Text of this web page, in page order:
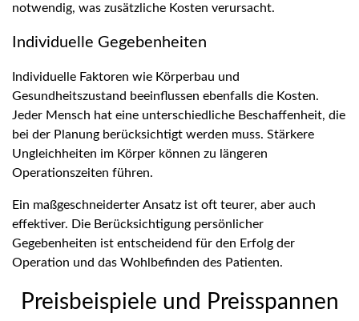
notwendig, was zusätzliche Kosten verursacht.
Individuelle Gegebenheiten
Individuelle Faktoren wie Körperbau und
Gesundheitszustand beeinflussen ebenfalls die Kosten.
Jeder Mensch hat eine unterschiedliche Beschaffenheit, die
bei der Planung berücksichtigt werden muss. Stärkere
Ungleichheiten im Körper können zu längeren
Operationszeiten führen.
Ein maßgeschneiderter Ansatz ist oft teurer, aber auch
effektiver. Die Berücksichtigung persönlicher
Gegebenheiten ist entscheidend für den Erfolg der
Operation und das Wohlbefinden des Patienten.
Preisbeispiele und Preisspannen